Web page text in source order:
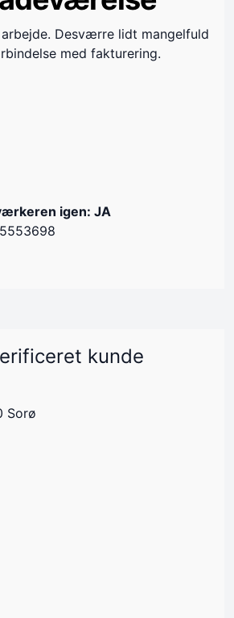
Desværre lidt mangelfuld
med fakturering.
igen: JA
kunde
Sorø